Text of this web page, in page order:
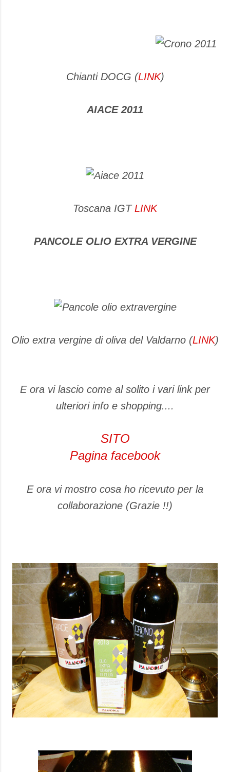
Chianti DOCG (LINK)
AIACE 2011
Toscana IGTLINK
PANCOLE OLIO EXTRA VERGINE
Olio extra vergine di oliva del Valdarno (LINK)
E ora vi lascio come al solito i vari link per
ulteriori info e shopping....
SITO
Pagina facebook
E ora vi mostro cosa ho ricevuto per la
collaborazione (Grazie !!)